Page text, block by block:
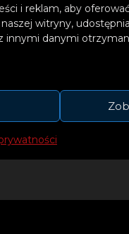
i reklam, aby
witryny,
innymi danymi
wersjach
dostępnymi
ukazały się
z remixem
stylowych